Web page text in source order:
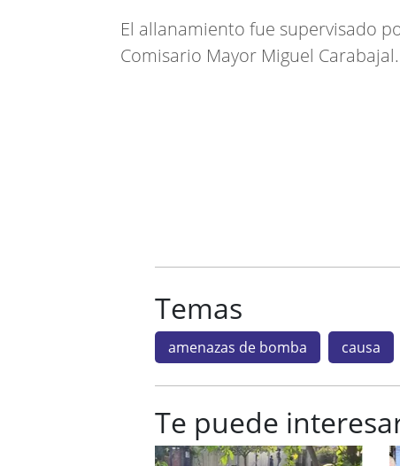
El allanamiento fue supervisado
Comisario Mayor Miguel Carabajal.
Temas
amenazas de bomba causa
Te puede